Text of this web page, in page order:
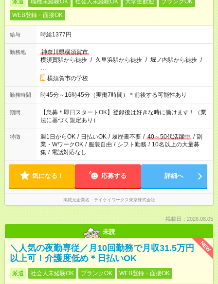
派遣 職種未経験OK 社会人未経験OK 大学生歓迎
ブランクOK
WEB登録・面接OK
給与 時給1377円
勤務地
神奈川県横須賀市
横須賀駅から徒歩 / 久里浜駅から徒歩 / 堀ノ内駅から徒歩 /
…
横須賀市の学校
勤務時間 時45分～16時45分（実働7時間）＊前後する可能性あり
期間
【急募＊即日スタートOK】登録後は好きな時に働けます！（業
法に基づく規定あり）
特徴 週1日からOK / 日払いOK / 履歴書不要 / 40～50代活躍中 / 副
業・WワークOK / 服装自由 / シフト勤務 / 10名以上の大量募
集 / 電話対応なし
気になる！ 応募する 詳細へ
掲載元企業名 テイケイワークス東京株式会社
掲載日：2026.08.05
未読
NEW
＼人気の夜勤専従／月10回勤務で月収31.5万円
以上可！介護度低め＊日払いOK
派遣 社会人未経験OK ブランクOK WEB登録・面接OK